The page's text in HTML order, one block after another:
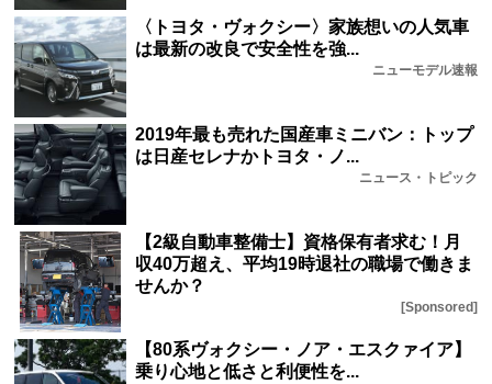
〈トヨタ・ヴォクシー〉家族想いの人気車
は最新の改良で安全性を強...
ニューモデル速報
2019年最も売れた国産車ミニバン：トップ
は日産セレナかトヨタ・ノ...
ニュース・トピック
【2級自動車整備士】資格保有者求む！月
収40万超え、平均19時退社の職場で働きま
せんか？
[Sponsored]
【80系ヴォクシー・ノア・エスクァイア】
乗り心地と低さと利便性を...